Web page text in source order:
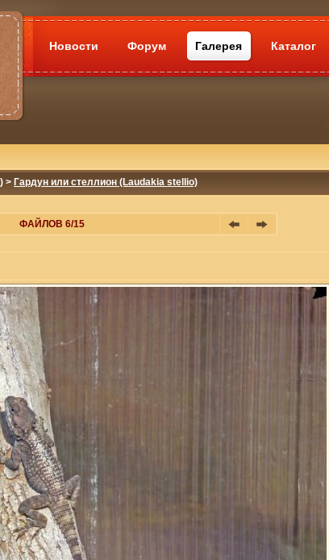
Новости Форум Галерея Каталог
> Гардун или стеллион (Laudakia stellio)
ФАЙЛОВ 6/15